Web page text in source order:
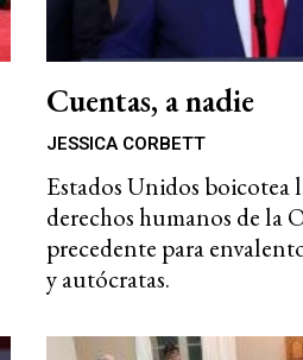
Cuentas, a nadie
JESSICA CORBETT
Estados Unidos boicotea
derechos humanos de la
precedente para
y autócratas.